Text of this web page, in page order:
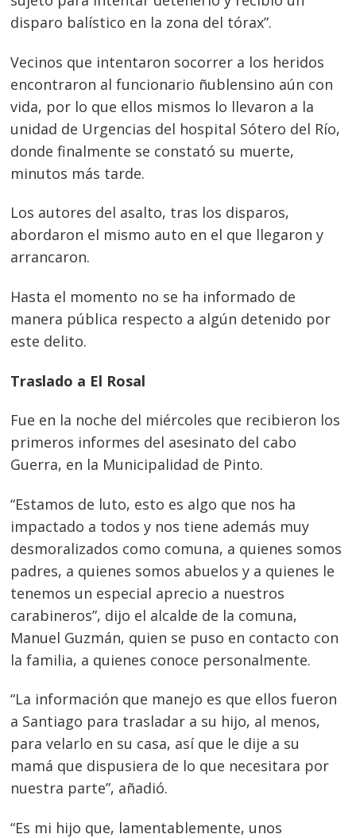
disparo balístico en la zona del tórax”.
Vecinos que intentaron socorrer a los heridos
encontraron al funcionario ñublensino aún con
vida, por lo que ellos mismos lo llevaron a la
unidad de Urgencias del hospital Sótero del Río,
donde finalmente se constató su muerte,
minutos más tarde.
Los autores del asalto, tras los disparos,
abordaron el mismo auto en el que llegaron y
arrancaron.
Hasta el momento no se ha informado de
manera pública respecto a algún detenido por
este delito.
Traslado a El Rosal
Fue en la noche del miércoles que recibieron los
primeros informes del asesinato del cabo
Guerra, en la Municipalidad de Pinto.
“Estamos de luto, esto es algo que nos ha
impactado a todos y nos tiene además muy
desmoralizados como comuna, a quienes somos
padres, a quienes somos abuelos y a quienes le
tenemos un especial aprecio a nuestros
carabineros”, dijo el alcalde de la comuna,
Manuel Guzmán, quien se puso en contacto con
la familia, a quienes conoce personalmente.
“La información que manejo es que ellos fueron
a Santiago para trasladar a su hijo, al menos,
para velarlo en su casa, así que le dije a su
mamá que dispusiera de lo que necesitara por
nuestra parte”, añadió.
“Es mi hijo que, lamentablemente, unos
Navegación
de
entradas